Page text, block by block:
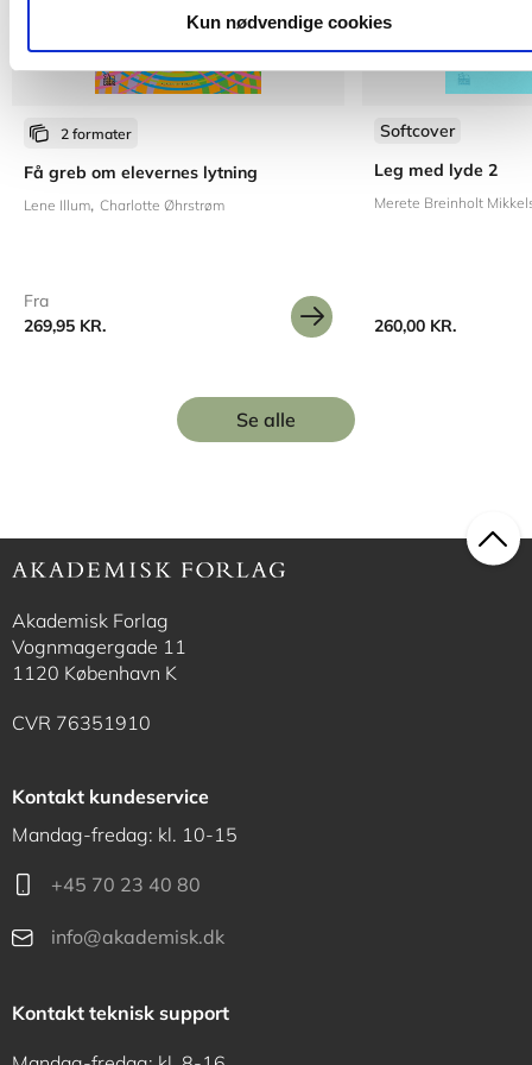
Kun nødvendige cookies
2 formater
Få greb om elevernes lytning
Lene Illum Charlotte Øhrstrøm
Fra
269,95 KR.
Softcover
Leg med lyde 2
Merete Breinholt
260,00 KR.
Se alle
Akademisk Forlag
Vognmagergade 11
1120 København K
CVR 76351910
Kontakt kundeservice
Mandag-fredag: kl. 10-15
+45 70 23 40 80
info@akademisk.dk
Kontakt teknisk support